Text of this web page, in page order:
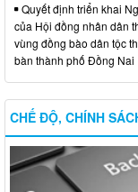
Quyết định triển khai
của Hội đồng nhân dân
vùng đồng bào dân tộc
bàn thành phố Đồng Nai
CHẾ ĐỘ, CHÍNH